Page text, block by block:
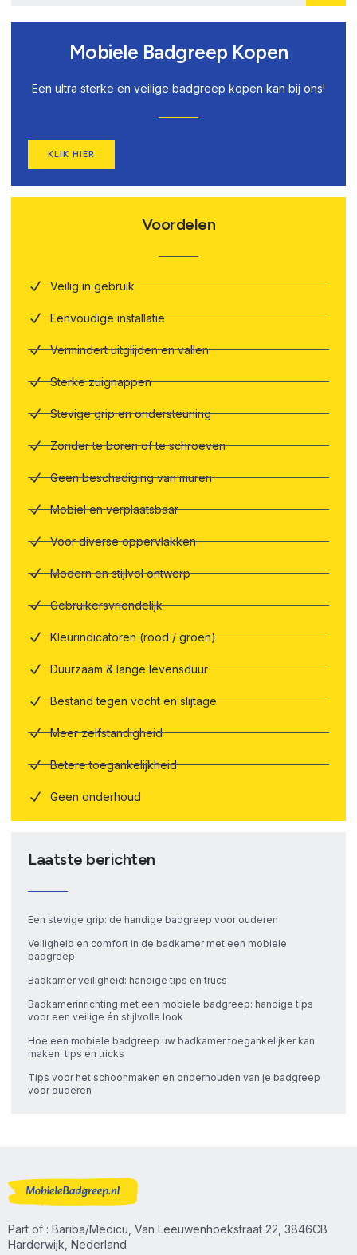
Mobiele Badgreep Kopen
Een ultra sterke en veilige badgreep kopen kan bij ons!
KLIK HIER
Voordelen
Veilig in gebruik
Eenvoudige installatie
Vermindert uitglijden en vallen
Sterke zuignappen
Stevige grip en ondersteuning
Zonder te boren of te schroeven
Geen beschadiging van muren
Mobiel en verplaatsbaar
Voor diverse oppervlakken
Modern en stijlvol ontwerp
Gebruikersvriendelijk
Kleurindicatoren (rood / groen)
Duurzaam & lange levensduur
Bestand tegen vocht en slijtage
Meer zelfstandigheid
Betere toegankelijkheid
Geen onderhoud
Laatste berichten
Een stevige grip: de handige badgreep voor ouderen
Veiligheid en comfort in de badkamer met een mobiele
badgreep
Badkamer veiligheid: handige tips en trucs
Badkamerinrichting met een mobiele badgreep: handige tips
voor een veilige én stijlvolle look
Hoe een mobiele badgreep uw badkamer toegankelijker kan
maken: tips en tricks
Tips voor het schoonmaken en onderhouden van je badgreep
voor ouderen
Part of : Bariba/Medicu, Van Leeuwenhoekstraat 22, 3846CB
Harderwijk, Nederland